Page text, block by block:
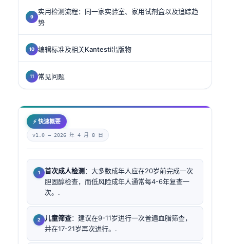
实用检测流程：同一家实验室、家用试剂盒以及追踪趋
势
编辑标准及相关Kantesti出版物
常见问题
⚡ 快速概要
v1.0 — 2026 年 4 月 8 日
首次成人检测 ：大多数成年人应在20岁前完成一次
胆固醇检查，而低风险成年人通常每4-6年复查一
次。.
儿童筛查：建议在9-11岁进行一次普遍血脂筛查，
并在17-21岁再次进行。.